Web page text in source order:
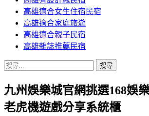
高雄適合女生住宿民宿
高雄適合家庭旅遊
高雄適合親子民宿
高雄雜誌推薦民宿
搜
關
鍵
字:
九州娛樂城官網挑選168娛
老虎機遊戲分享系統櫃